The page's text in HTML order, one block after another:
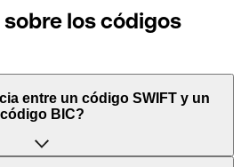
los códigos
entre un código SWIFT y un
código BIC?